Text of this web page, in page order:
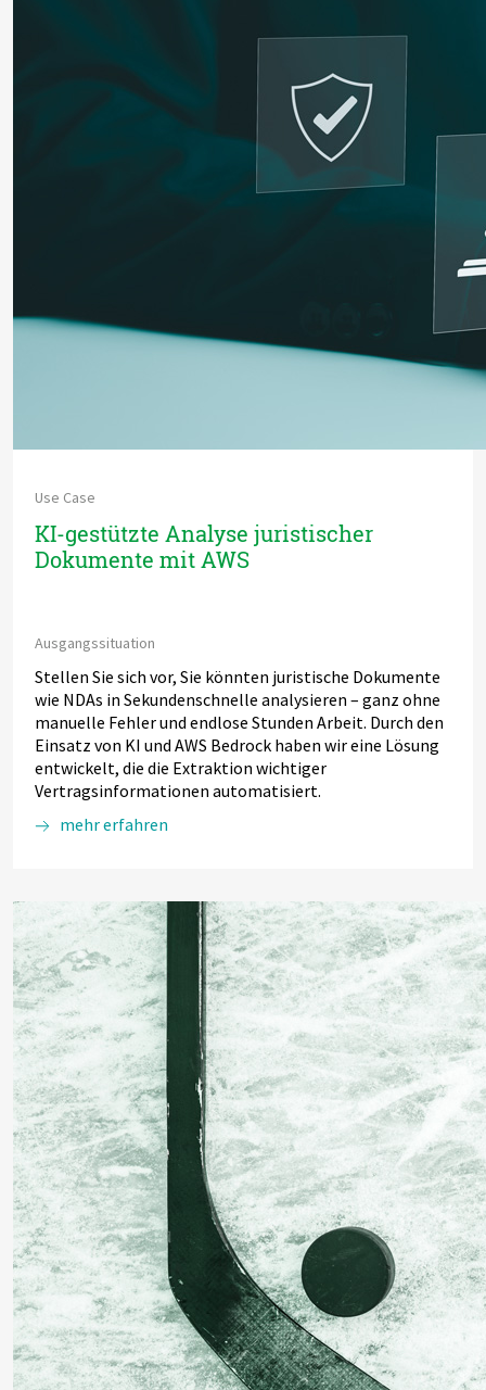
Use Case
KI-gestützte Analyse juristischer
Dokumente mit AWS
Ausgangssituation
Stellen Sie sich vor, Sie könnten juristische Dokumente
wie NDAs in Sekundenschnelle analysieren – ganz ohne
manuelle Fehler und endlose Stunden Arbeit. Durch den
Einsatz von KI und AWS Bedrock haben wir eine Lösung
entwickelt, die die Extraktion wichtiger
Vertragsinformationen automatisiert.
mehr erfahren